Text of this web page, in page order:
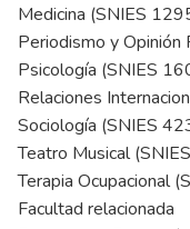
Medicina (SNIES
Periodismo y
Psicología (SNIES
Relaciones
Sociología (SNIES
Teatro Musical
Terapia Ocupacional
Facultad relacionada